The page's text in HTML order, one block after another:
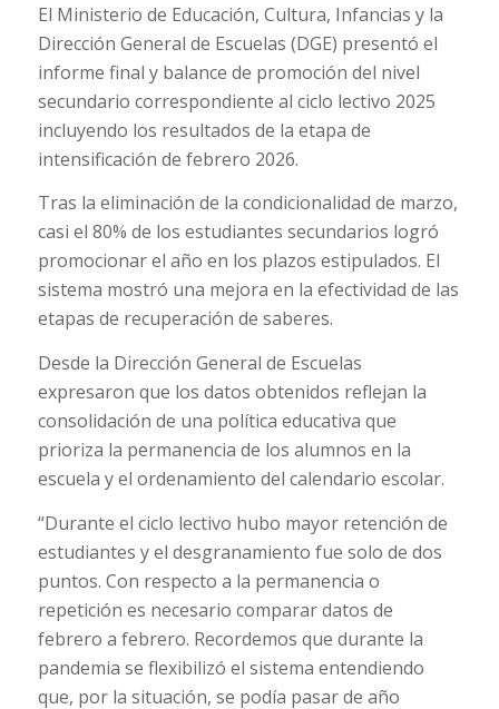
El Ministerio de Educación, Cultura, Infancias y la
Dirección General de Escuelas (DGE) presentó el
informe final y balance de promoción del nivel
secundario correspondiente al ciclo lectivo 2025
incluyendo los resultados de la etapa de
intensificación de febrero 2026.
Tras la eliminación de la condicionalidad de marzo,
casi el 80% de los estudiantes secundarios logró
promocionar el año en los plazos estipulados. El
sistema mostró una mejora en la efectividad de las
etapas de recuperación de saberes.
Desde la Dirección General de Escuelas
expresaron que los datos obtenidos reflejan la
consolidación de una política educativa que
prioriza la permanencia de los alumnos en la
escuela y el ordenamiento del calendario escolar.
“Durante el ciclo lectivo hubo mayor retención de
estudiantes y el desgranamiento fue solo de dos
puntos. Con respecto a la permanencia o
repetición es necesario comparar datos de
febrero a febrero. Recordemos que durante la
pandemia se flexibilizó el sistema entendiendo
que, por la situación, se podía pasar de año